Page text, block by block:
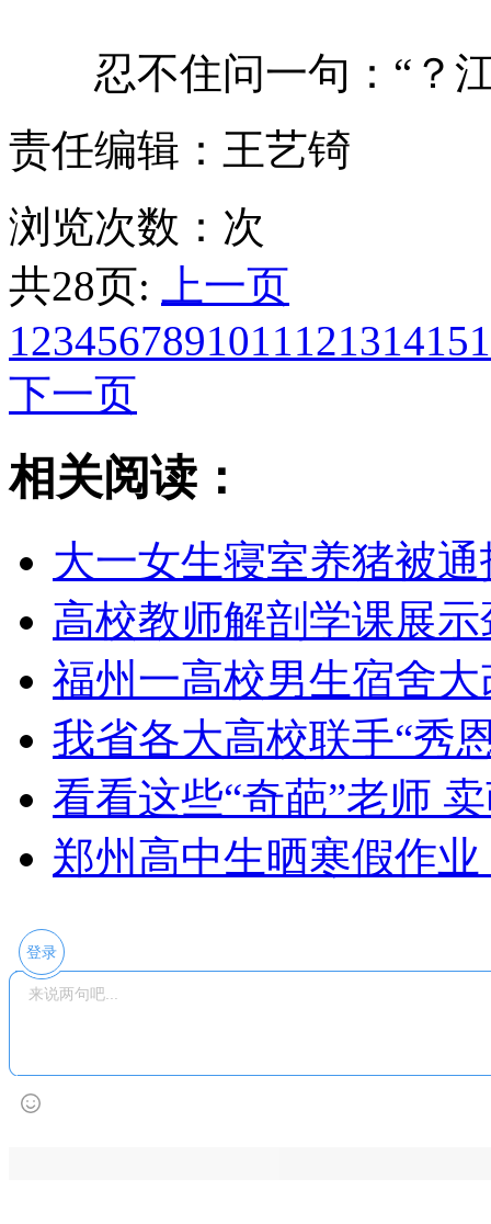
忍不住问一句：“？江
责任编辑：王艺锜
浏览次数： 次
共28页:
上一页
123456789101112131415
下一页
相关阅读：
大一女生寝室养猪被通
高校教师解剖学课展
福州一高校男生宿舍
我省各大高校联手“秀
看看这些“奇葩”老师
郑州高中生晒寒假作
登录